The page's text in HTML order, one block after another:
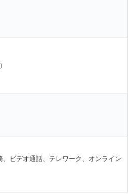
、ビデオ通話、テレワーク、オンライン